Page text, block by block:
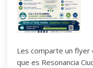
Les comparte un flyer
que es Resonancia